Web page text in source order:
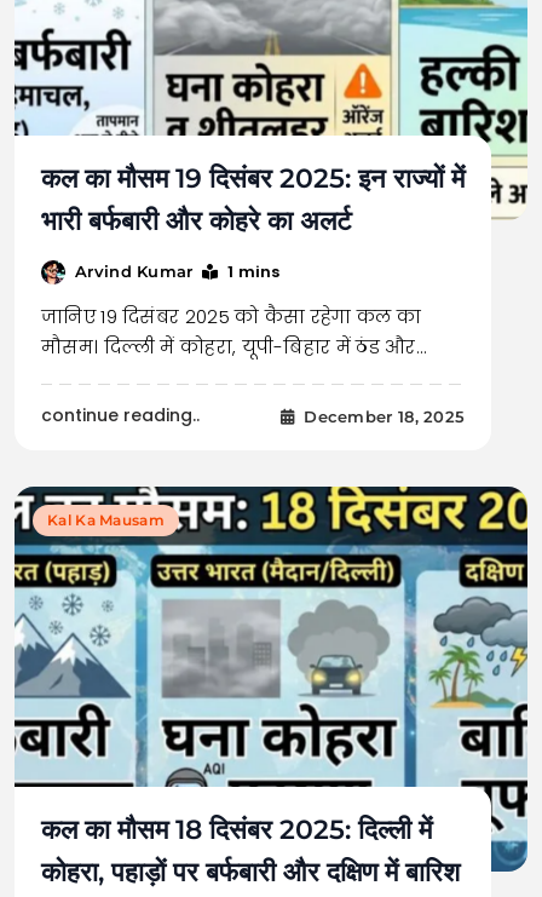
कल का मौसम 19 दिसंबर 2025: इन राज्यों में
भारी बर्फबारी और कोहरे का अलर्ट
Arvind Kumar 1 mins
जानिए 19 दिसंबर 2025 को कैसा रहेगा कल का
मौसम। दिल्ली में कोहरा, यूपी-बिहार में ठंड और…
continue reading.. December 18, 2025
Kal Ka Mausam
कल का मौसम 18 दिसंबर 2025: दिल्ली में
कोहरा, पहाड़ों पर बर्फबारी और दक्षिण में बारिश